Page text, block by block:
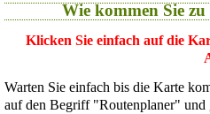
Wie kommen Sie
Klicken Sie einfach auf die
Warten Sie einfach bis die Karte
auf den Begriff "Routenplaner" und